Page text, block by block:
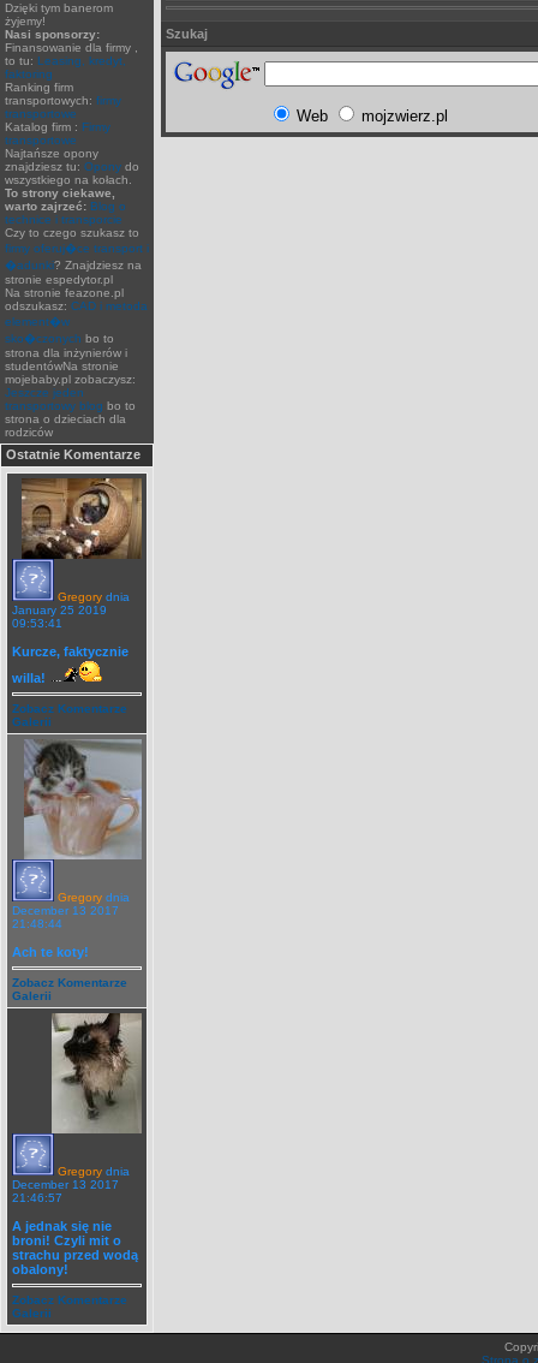
Dzięki tym banerom
żyjemy!
Nasi sponsorzy:
Finansowanie dla firmy ,
to tu: Leasing, kredyt,
faktoring
Ranking firm
transportowych: firmy
transportowe
Katalog firm : Firmy
transportowe
Najtańsze opony
znajdziesz tu: Opony do
wszystkiego na kołach.
To strony ciekawe,
warto zajrzeć: Blog o
technice i transporcie
Czy to czego szukasz to
firmy oferuj�ce transport i
�adunki? Znajdziesz na
stronie espedytor.pl
Na stronie feazone.pl
odszukasz: CAD i metoda
element�w
sko�czonych bo to
strona dla inżynierów i
studentówNa stronie
mojebaby.pl zobaczysz:
Jeszcze jeden
transportowy blog bo to
strona o dzieciach dla
rodziców
Ostatnie Komentarze
Gregory dnia
January 25 2019
09:53:41
Kurcze, faktycznie
willa!
Zobacz Komentarze
Galerii
Gregory dnia
December 13 2017
21:48:44
Ach te koty!
Zobacz Komentarze
Galerii
Gregory dnia
December 13 2017
21:46:57
A jednak się nie
broni! Czyli mit o
strachu przed wodą
obalony!
Zobacz Komentarze
Galerii
Szukaj
Web mojzwierz.pl
Strona o